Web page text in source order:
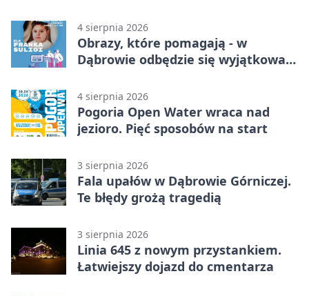
4 sierpnia 2026
Obrazy, które pomagają - w
Dąbrowie odbędzie się wyjątkowa
4 sierpnia 2026
Pogoria Open Water wraca nad
jezioro. Pięć sposobów na start
3 sierpnia 2026
Fala upałów w Dąbrowie Górniczej.
Te błędy grożą tragedią
3 sierpnia 2026
Linia 645 z nowym przystankiem.
Łatwiejszy dojazd do cmentarza